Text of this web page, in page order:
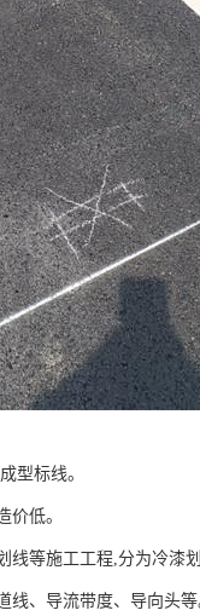
型标线。
价低。
等施工工程,分为冷漆
、导流带度、导向头等